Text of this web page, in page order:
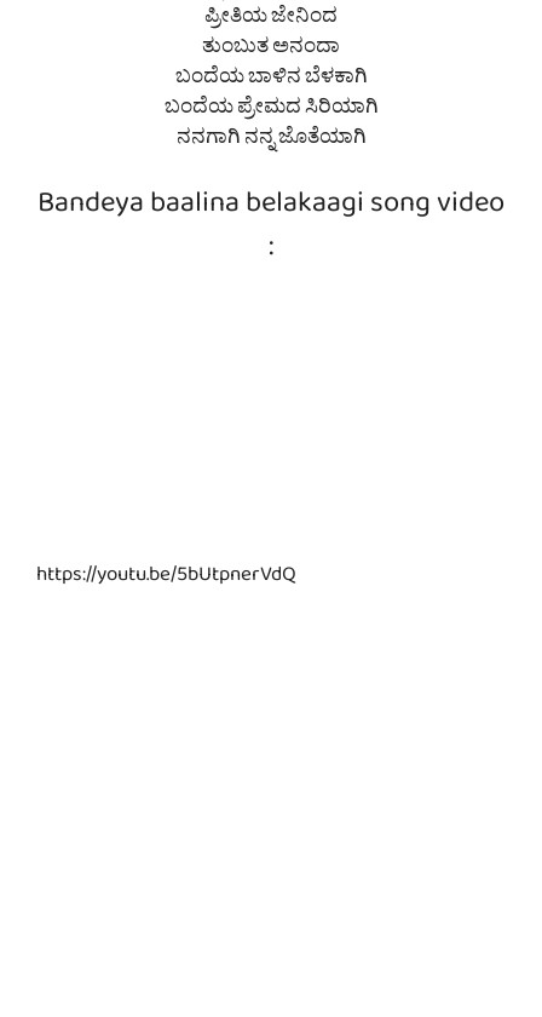
ಪ್ರೀತಿಯ ಜೇನಿಂದ
ತುಂಬುತ ಅನಂದಾ
ಬಂದೆಯ ಬಾಳಿನ ಬೆಳಕಾಗಿ
ಬಂದೆಯ ಪ್ರೇಮದ ಸಿರಿಯಾಗಿ
ನನಗಾಗಿ ನನ್ನ ಜೊತೆಯಾಗಿ
Bandeya baalina belakaagi song video
:
https://youtu.be/5bUtpnerVdQ